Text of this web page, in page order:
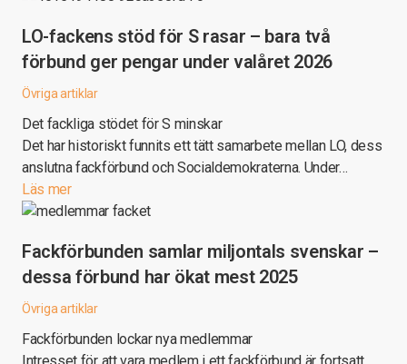
LO-fackens stöd för S rasar – bara två
förbund ger pengar under valåret 2026
Övriga artiklar
Det fackliga stödet för S minskar
Det har historiskt funnits ett tätt samarbete mellan LO, dess
anslutna fackförbund och Socialdemokraterna. Under…
Läs mer
Fackförbunden samlar miljontals svenskar –
dessa förbund har ökat mest 2025
Övriga artiklar
Fackförbunden lockar nya medlemmar
Intresset för att vara medlem i ett fackförbund är fortsatt